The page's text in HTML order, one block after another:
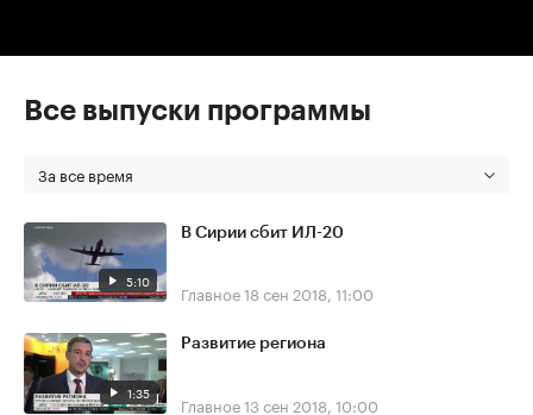
Все выпуски программы
За все время
5:10
В Сирии сбит ИЛ-20
Главное18 сен 2018, 11:00
1:35
Развитие региона
Главное13 сен 2018, 10:00